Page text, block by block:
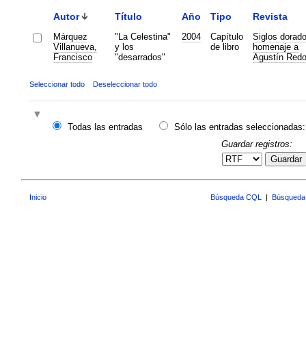
Autor Título Año Tipo Revista
Márquez
Villanueva,
Francisco
"La Celestina"
y los
"desarrados"
2004
Capítulo
de libro
Siglos
homenaje a
Agustín
Seleccionar todo Deseleccionar todo
Todas las entradas
Sólo las entradas seleccionadas:
Guardar registros:
Guardar
Inicio Búsqueda CQL